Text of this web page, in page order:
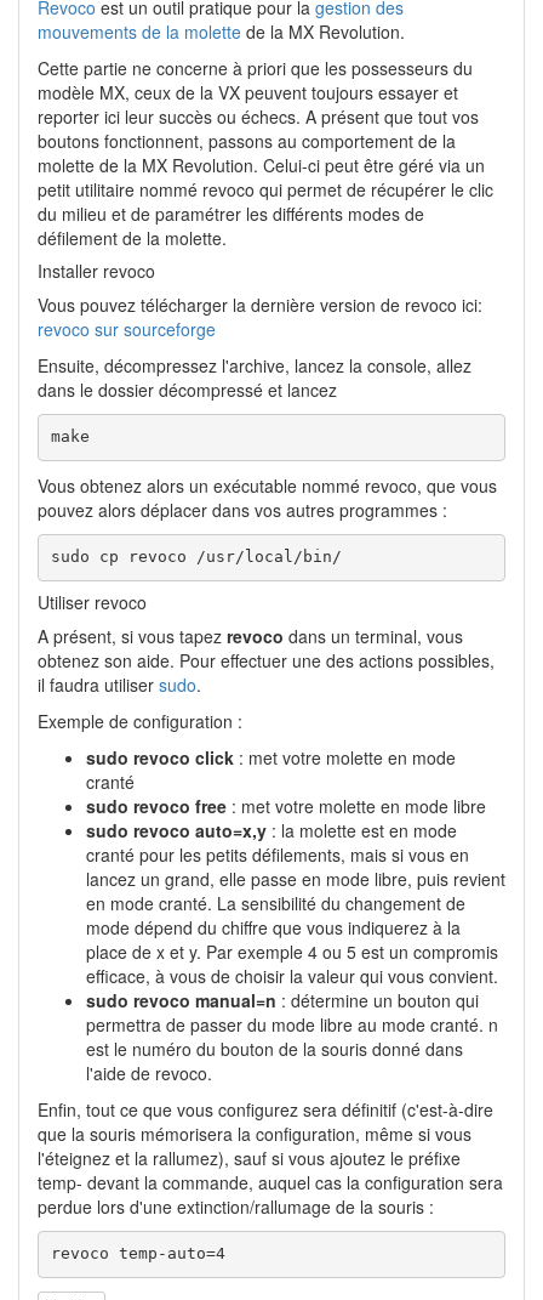
Revoco est un outil pratique pour la gestion des
mouvements de la molette de la MX Revolution.
Cette partie ne concerne à priori que les possesseurs du
modèle MX, ceux de la VX peuvent toujours essayer et
reporter ici leur succès ou échecs. A présent que tout vos
boutons fonctionnent, passons au comportement de la
molette de la MX Revolution. Celui-ci peut être géré via un
petit utilitaire nommé revoco qui permet de récupérer le clic
du milieu et de paramétrer les différents modes de
défilement de la molette.
Installer revoco
Vous pouvez télécharger la dernière version de revoco ici:
revoco sur sourceforge
Ensuite, décompressez l'archive, lancez la console, allez
dans le dossier décompressé et lancez
make
Vous obtenez alors un exécutable nommé revoco, que vous
pouvez alors déplacer dans vos autres programmes :
sudo cp revoco /usr/local/bin/
Utiliser revoco
A présent, si vous tapez revoco dans un terminal, vous
obtenez son aide. Pour effectuer une des actions possibles,
il faudra utiliser sudo.
Exemple de configuration :
sudo revoco click : met votre molette en mode
cranté
sudo revoco free : met votre molette en mode libre
sudo revoco auto=x,y : la molette est en mode
cranté pour les petits défilements, mais si vous en
lancez un grand, elle passe en mode libre, puis revient
en mode cranté. La sensibilité du changement de
mode dépend du chiffre que vous indiquerez à la
place de x et y. Par exemple 4 ou 5 est un compromis
efficace, à vous de choisir la valeur qui vous convient.
sudo revoco manual=n : détermine un bouton qui
permettra de passer du mode libre au mode cranté. n
est le numéro du bouton de la souris donné dans
l'aide de revoco.
Enfin, tout ce que vous configurez sera définitif (c'est-à-dire
que la souris mémorisera la configuration, même si vous
l'éteignez et la rallumez), sauf si vous ajoutez le préfixe
temp- devant la commande, auquel cas la configuration sera
perdue lors d'une extinction/rallumage de la souris :
revoco temp-auto=4